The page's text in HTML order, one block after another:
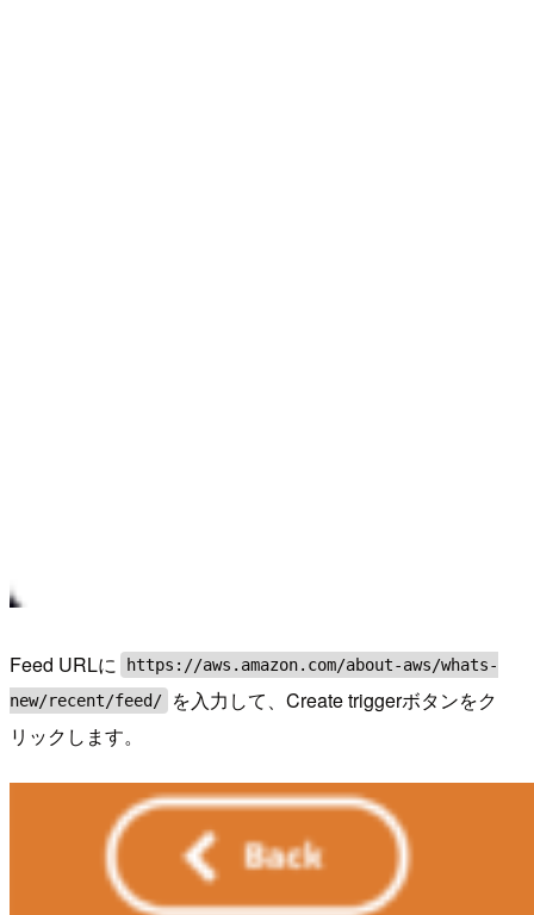
Feed URLに
https://aws.amazon.com/about-aws/whats-
new/recent/feed/
を入力して、Create triggerボタンをク
リックします。